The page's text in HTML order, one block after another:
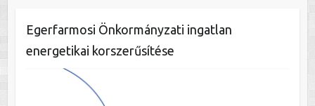
Egerfarmosi Önkormányzati ingatlan
energetikai korszerűsítése